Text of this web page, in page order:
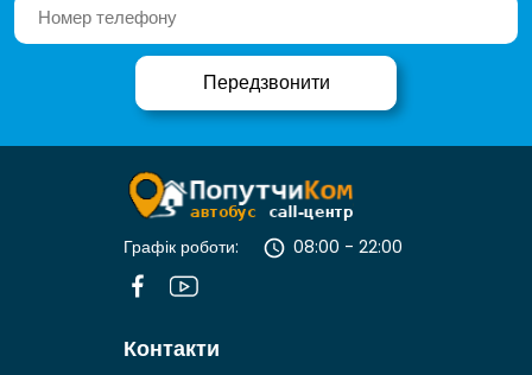
Графік роботи: 08:00 - 22:00
Контакти